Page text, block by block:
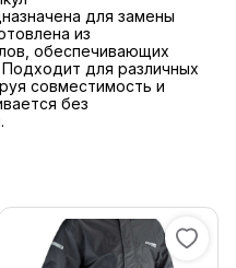
для замены
из
обеспечивающих
для различных
совместимость и
без